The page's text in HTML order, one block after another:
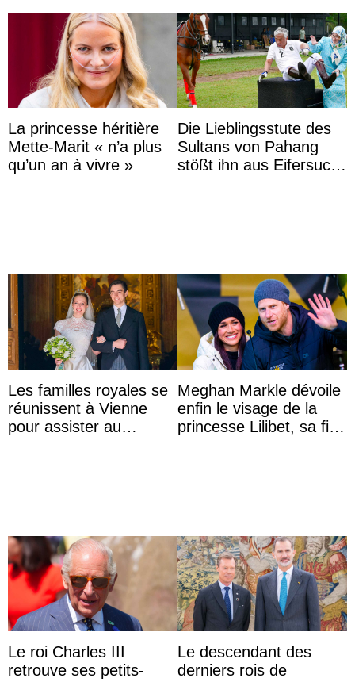
La princesse héritière
Mette-Marit « n’a plus
qu’un an à vivre »
Die Lieblingsstute des
Sultans von Pahang
stößt ihn aus Eifersucht
Les familles royales se
réunissent à Vienne
pour assister au
Meghan Markle dévoile
enfin le visage de la
princesse Lilibet, sa fille
Le roi Charles III
retrouve ses petits-
Le descendant des
derniers rois de